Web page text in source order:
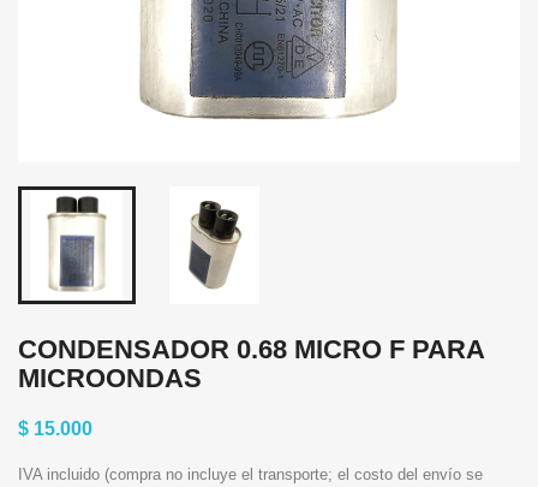
CONDENSADOR 0.68 MICRO F PARA
MICROONDAS
$ 15.000
IVA incluido (compra no incluye el transporte; el costo del envío se